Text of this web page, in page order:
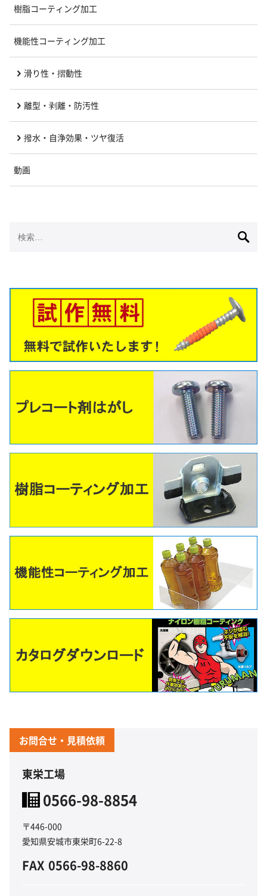
樹脂コーティング加工
機能性コーティング加工
滑り性・摺動性
離型・剥離・防汚性
撥水・自浄効果・ツヤ復活
動画
索:
お問合せ・見積依頼
東栄工場
0566-98-8854
〒446-000
愛知県安城市東栄町6-22-8
FAX 0566-98-8860